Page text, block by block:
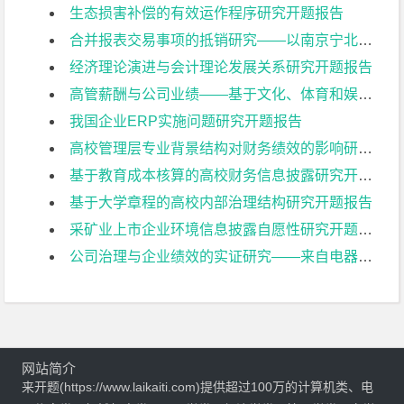
生态损害补偿的有效运作程序研究开题报告
合并报表交易事项的抵销研究——以南京宁北轨道交通有限公司为例开题报告
经济理论演进与会计理论发展关系研究开题报告
高管薪酬与公司业绩——基于文化、体育和娱乐业上市公司的实证研究开题报告
我国企业ERP实施问题研究开题报告
高校管理层专业背景结构对财务绩效的影响研究开题报告
基于教育成本核算的高校财务信息披露研究开题报告
基于大学章程的高校内部治理结构研究开题报告
采矿业上市企业环境信息披露自愿性研究开题报告
公司治理与企业绩效的实证研究——来自电器机械及器材制造业上市公司的经验证据开题报告
网站简介
来开题(https://www.laikaiti.com)提供超过100万的计算机类、电